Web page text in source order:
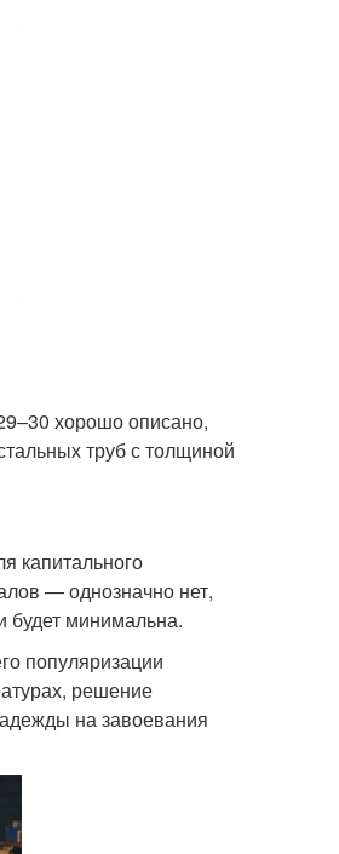
хорошо описано,
труб с толщиной
капитального
— однозначно нет,
будет минимальна.
популяризации
решение
на завоевания